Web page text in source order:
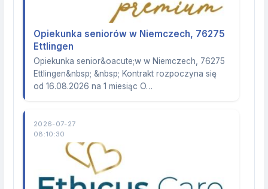
Opiekunka seniorów w Niemczech, 76275
Ettlingen
Opiekunka senior&oacute;w w Niemczech, 76275
Ettlingen&nbsp; &nbsp; Kontrakt rozpoczyna się
od 16.08.2026 na 1 miesiąc O…
2026-07-27
08:10:30